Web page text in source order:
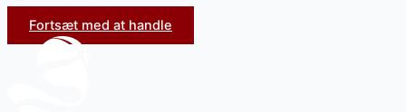
Fortsæt med at handle